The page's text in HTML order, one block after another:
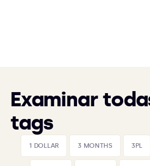
Examinar
tags
1 DOLLAR 3 MONTHS 3PL